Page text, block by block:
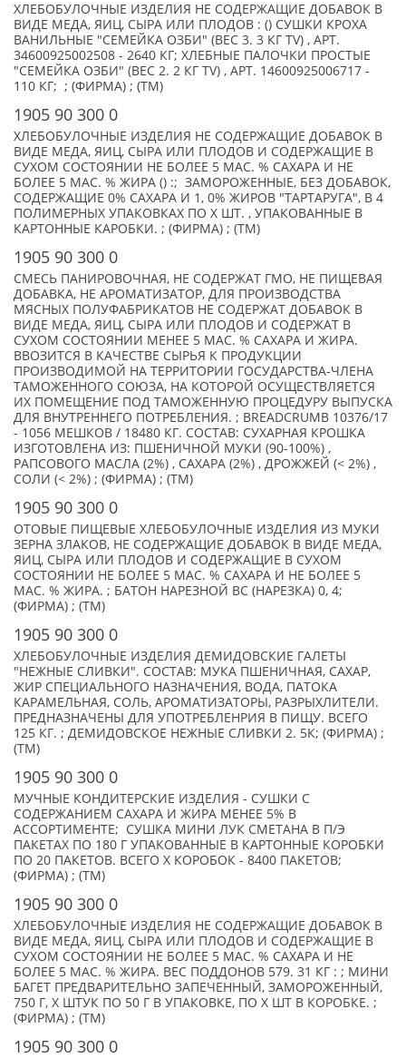
ХЛЕБОБУЛОЧНЫЕ ИЗДЕЛИЯ НЕ СОДЕРЖАЩИЕ ДОБАВОК В
ВИДЕ МЕДА, ЯИЦ, СЫРА ИЛИ ПЛОДОВ : () СУШКИ КРОХА
ВАНИЛЬНЫЕ "СЕМЕЙКА ОЗБИ" (ВЕС 3. 3 КГ TV) , АРТ.
34600925002508 - 2640 КГ; ХЛЕБНЫЕ ПАЛОЧКИ ПРОСТЫЕ
"СЕМЕЙКА ОЗБИ" (ВЕС 2. 2 КГ TV) , АРТ. 14600925006717 -
110 КГ; ; (ФИРМА) ; (TM)
1905 90 300 0
ХЛЕБОБУЛОЧНЫЕ ИЗДЕЛИЯ НЕ СОДЕРЖАЩИЕ ДОБАВОК В
ВИДЕ МЕДА, ЯИЦ, СЫРА ИЛИ ПЛОДОВ И СОДЕРЖАЩИЕ В
СУХОМ СОСТОЯНИИ НЕ БОЛЕЕ 5 МАС. % САХАРА И НЕ
БОЛЕЕ 5 МАС. % ЖИРА () :; ЗАМОРОЖЕННЫЕ, БЕЗ ДОБАВОК,
СОДЕРЖАЩИЕ 0% САХАРА И 1, 0% ЖИРОВ "ТАРТАРУГА", В 4
ПОЛИМЕРНЫХ УПАКОВКАХ ПО X ШТ. , УПАКОВАННЫЕ В
КАРТОННЫЕ КАРОБКИ. ; (ФИРМА) ; (TM)
1905 90 300 0
СМЕСЬ ПАНИРОВОЧНАЯ, НЕ СОДЕРЖАТ ГМО, НЕ ПИЩЕВАЯ
ДОБАВКА, НЕ АРОМАТИЗАТОР, ДЛЯ ПРОИЗВОДСТВА
МЯСНЫХ ПОЛУФАБРИКАТОВ НЕ СОДЕРЖАТ ДОБАВОК В
ВИДЕ МЕДА, ЯИЦ, СЫРА ИЛИ ПЛОДОВ И СОДЕРЖАТ В
СУХОМ СОСТОЯНИИ МЕНЕЕ 5 МАС. % САХАРА И ЖИРА.
ВВОЗИТСЯ В КАЧЕСТВЕ СЫРЬЯ К ПРОДУКЦИИ
ПРОИЗВОДИМОЙ НА ТЕРРИТОРИИ ГОСУДАРСТВА-ЧЛЕНА
ТАМОЖЕННОГО СОЮЗА, НА КОТОРОЙ ОСУЩЕСТВЛЯЕТСЯ
ИХ ПОМЕЩЕНИЕ ПОД ТАМОЖЕННУЮ ПРОЦЕДУРУ ВЫПУСКА
ДЛЯ ВНУТРЕННЕГО ПОТРЕБЛЕНИЯ. ; BREADCRUMB 10376/17
- 1056 МЕШКОВ / 18480 КГ. СОСТАВ: СУХАРНАЯ КРОШКА
ИЗГОТОВЛЕНА ИЗ: ПШЕНИЧНОЙ МУКИ (90-100%) ,
РАПСОВОГО МАСЛА (2%) , САХАРА (2%) , ДРОЖЖЕЙ (< 2%) ,
СОЛИ (< 2%) ; (ФИРМА) ; (TM)
1905 90 300 0
ОТОВЫЕ ПИЩЕВЫЕ ХЛЕБОБУЛОЧНЫЕ ИЗДЕЛИЯ ИЗ МУКИ
ЗЕРНА ЗЛАКОВ, НЕ СОДЕРЖАЩИЕ ДОБАВОК В ВИДЕ МЕДА,
ЯИЦ, СЫРА ИЛИ ПЛОДОВ И СОДЕРЖАЩИЕ В СУХОМ
СОСТОЯНИИ НЕ БОЛЕЕ 5 МАС. % САХАРА И НЕ БОЛЕЕ 5
МАС. % ЖИРА. ; БАТОН НАРЕЗНОЙ ВС (НАРЕЗКА) 0, 4;
(ФИРМА) ; (TM)
1905 90 300 0
ХЛЕБОБУЛОЧНЫЕ ИЗДЕЛИЯ ДЕМИДОВСКИЕ ГАЛЕТЫ
"НЕЖНЫЕ СЛИВКИ". СОСТАВ: МУКА ПШЕНИЧНАЯ, САХАР,
ЖИР СПЕЦИАЛЬНОГО НАЗНАЧЕНИЯ, ВОДА, ПАТОКА
КАРАМЕЛЬНАЯ, СОЛЬ, АРОМАТИЗАТОРЫ, РАЗРЫХЛИТЕЛИ.
ПРЕДНАЗНАЧЕНЫ ДЛЯ УПОТРЕБЛЕНРИЯ В ПИЩУ. ВСЕГО
125 КГ. ; ДЕМИДОВСКОЕ НЕЖНЫЕ СЛИВКИ 2. 5К; (ФИРМА) ;
(TM)
1905 90 300 0
МУЧНЫЕ КОНДИТЕРСКИЕ ИЗДЕЛИЯ - СУШКИ С
СОДЕРЖАНИЕМ САХАРА И ЖИРА МЕНЕЕ 5% В
АССОРТИМЕНТЕ; СУШКА МИНИ ЛУК СМЕТАНА В П/Э
ПАКЕТАХ ПО 180 Г УПАКОВАННЫЕ В КАРТОННЫЕ КОРОБКИ
ПО 20 ПАКЕТОВ. ВСЕГО X КОРОБОК - 8400 ПАКЕТОВ;
(ФИРМА) ; (TM)
1905 90 300 0
ХЛЕБОБУЛОЧНЫЕ ИЗДЕЛИЯ НЕ СОДЕРЖАЩИЕ ДОБАВОК В
ВИДЕ МЕДА, ЯИЦ, СЫРА ИЛИ ПЛОДОВ И СОДЕРЖАЩИЕ В
СУХОМ СОСТОЯНИИ НЕ БОЛЕЕ 5 МАС. % САХАРА И НЕ
БОЛЕЕ 5 МАС. % ЖИРА. ВЕС ПОДДОНОВ 579. 31 КГ : ; МИНИ
БАГЕТ ПРЕДВАРИТЕЛЬНО ЗАПЕЧЕННЫЙ, ЗАМОРОЖЕННЫЙ,
750 Г, X ШТУК ПО 50 Г В УПАКОВКЕ, ПО X ШТ В КОРОБКЕ. ;
(ФИРМА) ; (TM)
1905 90 300 0